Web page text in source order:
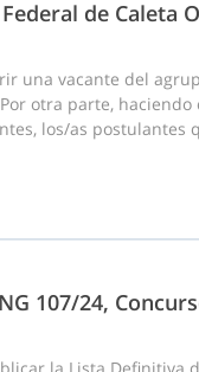
de Caleta
una vacante del
otra parte,
los/as
107/24,